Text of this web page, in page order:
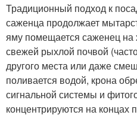
Традиционный подход к
саженца продолжает
яму помещается саженец на
свежей рыхлой почвой
другого места или даже
поливается водой, крона
сигнальной системы и
концентрируются на концах